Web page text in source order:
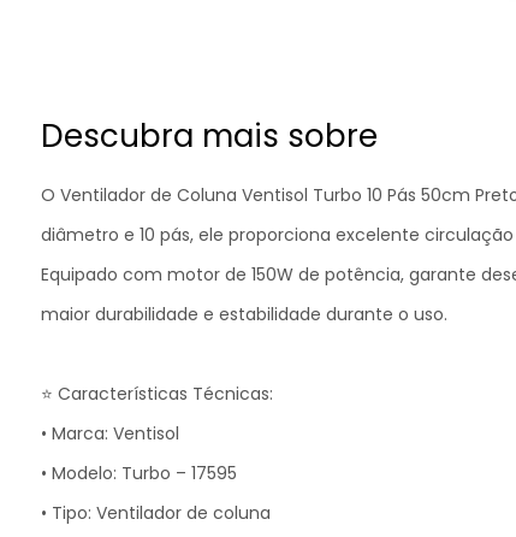
Descubra mais sobre
O Ventilador de Coluna Ventisol Turbo 10 Pás 50cm
diâmetro e 10 pás, ele proporciona excelente
Equipado com motor de 150W de potência, garante
maior durabilidade e estabilidade durante o uso.
⭐ Características Técnicas:
• Marca: Ventisol
• Modelo: Turbo – 17595
• Tipo: Ventilador de coluna